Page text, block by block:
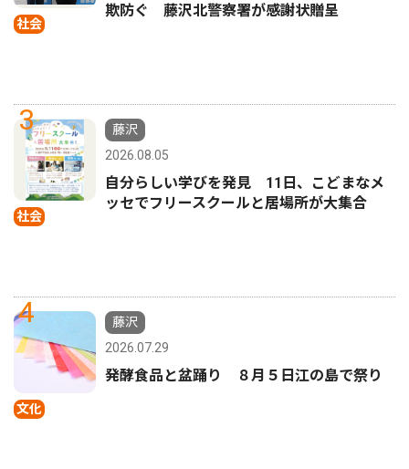
社会
欺防ぐ 藤沢北警察署が感謝状贈呈
3
社会
藤沢
2026.08.05
自分らしい学びを発見 11日、こどまなメ
ッセでフリースクールと居場所が大集合
4
文化
藤沢
2026.07.29
発酵食品と盆踊り ８月５日江の島で祭り